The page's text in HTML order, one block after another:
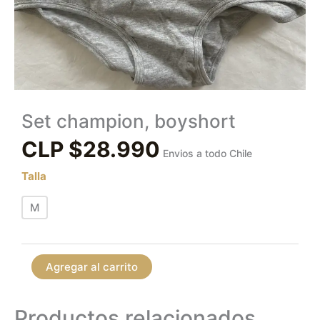
Set champion, boyshort
CLP $28.990 Envios a todo Chile
Talla
M
Agregar al carrito